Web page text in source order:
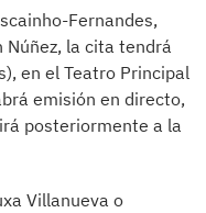
Fernandes,
Núñez, la cita tendrá
en el Teatro Principal
emisión en directo,
posteriormente a la
Villanueva o